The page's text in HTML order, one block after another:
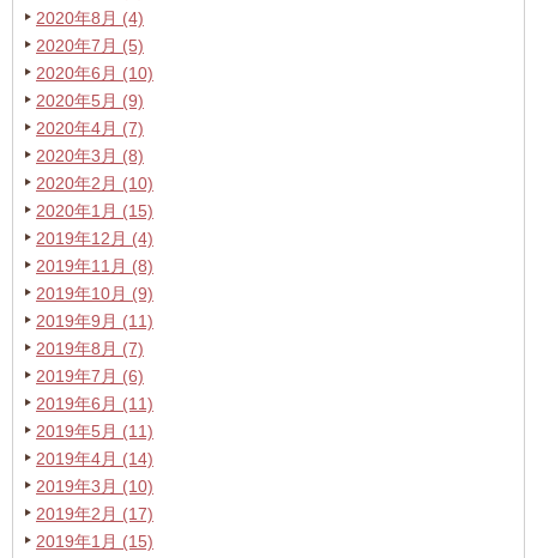
2020年8月 (4)
2020年7月 (5)
2020年6月 (10)
2020年5月 (9)
2020年4月 (7)
2020年3月 (8)
2020年2月 (10)
2020年1月 (15)
2019年12月 (4)
2019年11月 (8)
2019年10月 (9)
2019年9月 (11)
2019年8月 (7)
2019年7月 (6)
2019年6月 (11)
2019年5月 (11)
2019年4月 (14)
2019年3月 (10)
2019年2月 (17)
2019年1月 (15)